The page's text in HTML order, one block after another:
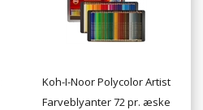
Koh-I-Noor Polycolor Artist
Farveblyanter 72 pr. æske